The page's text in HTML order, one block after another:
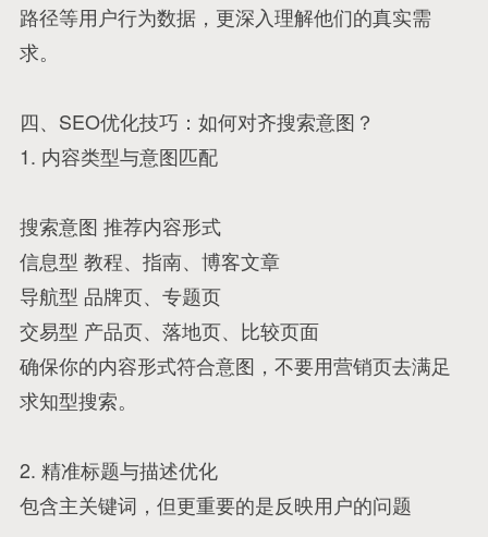
路径等用户行为数据，更深入理解他们的真实需
求。
四、SEO优化技巧：如何对齐搜索意图？
1. 内容类型与意图匹配
搜索意图 推荐内容形式
信息型 教程、指南、博客文章
导航型 品牌页、专题页
交易型 产品页、落地页、比较页面
确保你的内容形式符合意图，不要用营销页去满足
求知型搜索。
2. 精准标题与描述优化
包含主关键词，但更重要的是反映用户的问题